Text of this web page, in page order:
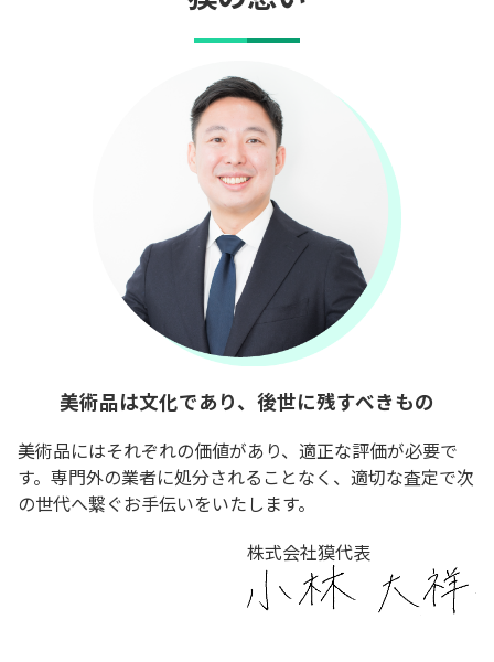
美術品は文化であり、後世に残すべきもの
美術品にはそれぞれの価値があり、適正な評価が必要で
す。専門外の業者に処分されることなく、適切な査定で次
の世代へ繋ぐお手伝いをいたします。
株式会社獏代表